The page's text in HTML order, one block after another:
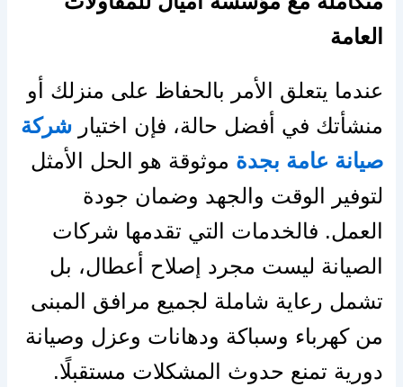
العامة
عندما يتعلق الأمر بالحفاظ على منزلك أو
منشأتك في أفضل حالة، فإن اختيارشركة
صيانة عامة بجدة موثوقة هو الحل الأمثل
لتوفير الوقت والجهد وضمان جودة
العمل. فالخدمات التي تقدمها شركات
الصيانة ليست مجرد إصلاح أعطال، بل
تشمل رعاية شاملة لجميع مرافق المبنى
من كهرباء وسباكة ودهانات وعزل وصيانة
دورية تمنع حدوث المشكلات مستقبلًا.